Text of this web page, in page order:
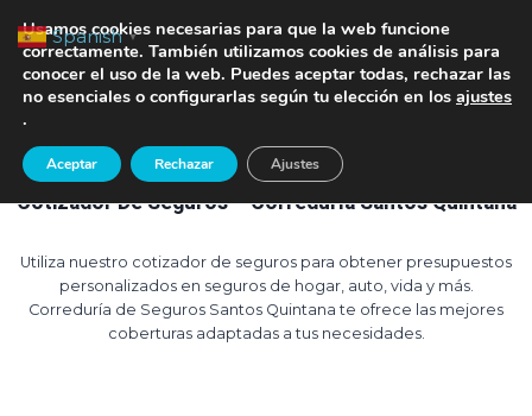
Saltar
contenido
TE LLAMAMOS
Cotizador De Seguros – Correduría Santos Quintana
Utiliza nuestro cotizador de seguros para obtener presupuestos
personalizados en seguros de hogar, auto, vida y más.
Correduría de Seguros Santos Quintana te ofrece las mejores
coberturas adaptadas a tus necesidades.
Spanish ▼
Usamos cookies necesarias para que la web funcione
correctamente. También utilizamos cookies de análisis para
conocer el uso de la web. Puedes aceptar todas, rechazar las
no esenciales o configurarlas según tu elección en los ajustes
.
Aceptar Rechazar Ajustes